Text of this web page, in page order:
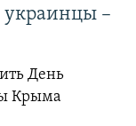
украинцы –
День
Крыма